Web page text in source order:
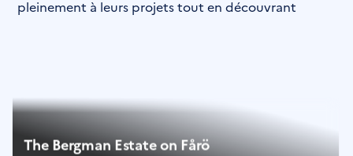
pleinement à leurs projets tout en découvrant
The Bergman Estate on Fårö